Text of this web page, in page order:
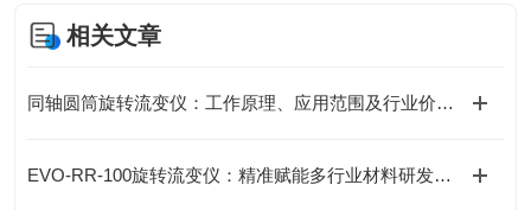
相关文章
同轴圆筒旋转流变仪：工作原理、应用范围及行业价值解析
EVO-RR-100旋转流变仪：精准赋能多行业材料研发与质量管控的专业利器